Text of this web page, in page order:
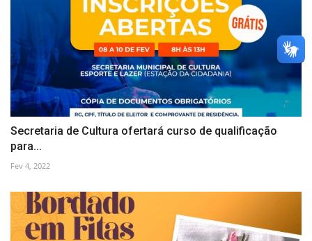
Secretaria de Cultura ofertará curso de qualificação
para...
Fev 4, 2022